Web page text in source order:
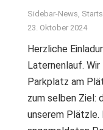
Sidebar-News,
23. Oktober 2024
Herzliche
Laternenlauf.
Parkplatz am
zum selben Ziel:
unserem Plätzle.